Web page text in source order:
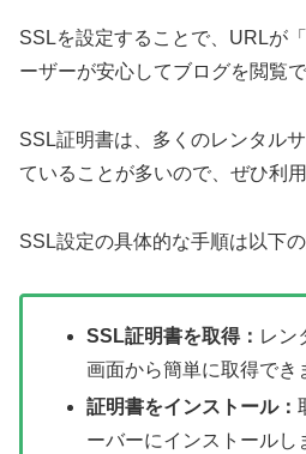
SSLを設定することで、URLが
ーザーが安心してブログを閲覧で
SSL証明書は、多くのレンタル
ていることが多いので、ぜひ利用
SSL設定の具体的な手順は以下の
SSL証明書を取得： レン
画面から簡単に取得でき
証明書をインストール：
ーバーにインストールし